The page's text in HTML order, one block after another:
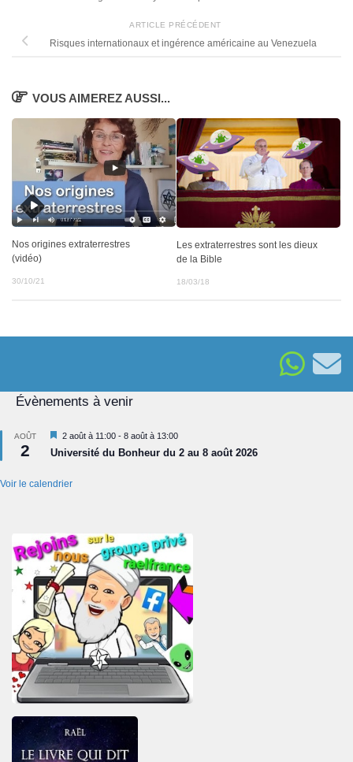
ARTICLE PRÉCÉDENT
Risques internationaux et ingérence américaine au Venezuela
VOUS AIMEREZ AUSSI...
Nos origines extraterrestres
(vidéo)
30/10/21
Les extraterrestres sont les dieux
de la Bible
18/03/18
Évènements à venir
AOÛT
2
Mis
en
avant
2 août à 11:00 - 8 août à 13:00
Université du Bonheur du 2 au 8 août 2026
Voir le calendrier